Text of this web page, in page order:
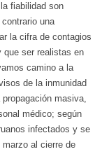
fiabilidad son
una
la cifra de contagios
que ser realistas en
camino a la
de la inmunidad
masiva,
médico; según
infectados y se
al cierre de